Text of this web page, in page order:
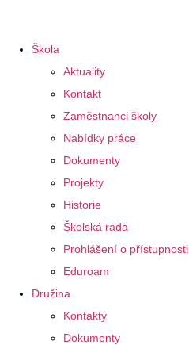
Škola
Aktuality
Kontakt
Zaměstnanci školy
Nabídky práce
Dokumenty
Projekty
Historie
Školská rada
Prohlášení o přístupnosti
Eduroam
Družina
Kontakty
Dokumenty